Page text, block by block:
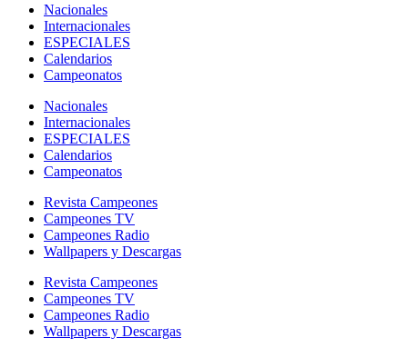
Nacionales
Internacionales
ESPECIALES
Calendarios
Campeonatos
Nacionales
Internacionales
ESPECIALES
Calendarios
Campeonatos
Revista Campeones
Campeones TV
Campeones Radio
Wallpapers y Descargas
Revista Campeones
Campeones TV
Campeones Radio
Wallpapers y Descargas